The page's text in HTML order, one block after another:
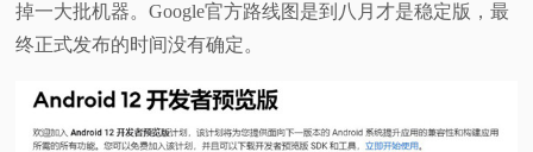
题
掉一大批机器。Google官方路线图是到八月才是稳定版，最
终正式发布的时间没有确定。